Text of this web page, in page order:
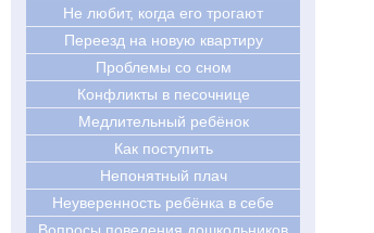
Не любит, когда его трогают
Переезд на новую квартиру
Проблемы со сном
Конфликты в песочнице
Медлительный ребёнок
Как поступить
Непонятный плач
Неуверенность ребёнка в себе